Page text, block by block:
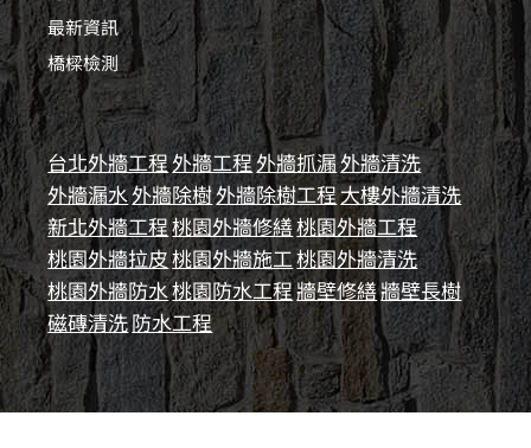
最新資訊
橋樑檢測
台北外牆工程 外牆工程外牆抓漏外牆清洗
外牆漏水外牆除樹外牆除樹工程 大樓外牆清洗
新北外牆工程 桃園外牆修繕桃園外牆工程
桃園外牆拉皮 桃園外牆施工 桃園外牆清洗
桃園外牆防水桃園防水工程 牆壁修繕牆壁長樹
磁磚清洗防水工程